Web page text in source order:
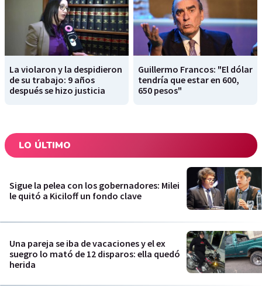
La violaron y la despidieron
de su trabajo: 9 años
después se hizo justicia
Guillermo Francos: "El dólar
tendría que estar en 600,
650 pesos"
LO ÚLTIMO
Sigue la pelea con los gobernadores: Milei
le quitó a Kiciloff un fondo clave
Una pareja se iba de vacaciones y el ex
suegro lo mató de 12 disparos: ella quedó
herida